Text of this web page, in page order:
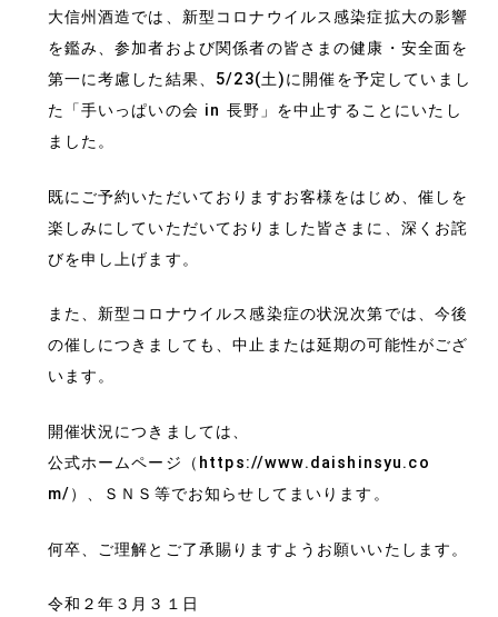
大信州酒造では、新型コロナウイルス感染症拡大の影響
を鑑み、参加者および関係者の皆さまの健康・安全面を
第一に考慮した結果、5/23(土)に開催を予定していまし
た「手いっぱいの会 in 長野」を中止することにいたし
ました。
既にご予約いただいておりますお客様をはじめ、催しを
楽しみにしていただいておりました皆さまに、深くお詫
びを申し上げます。
また、新型コロナウイルス感染症の状況次第では、今後
の催しにつきましても、中止または延期の可能性がござ
います。
開催状況につきましては、
公式ホームページ（https://www.daishinsyu.co
m/）、ＳＮＳ等でお知らせしてまいります。
何卒、ご理解とご了承賜りますようお願いいたします。
令和２年３月３１日